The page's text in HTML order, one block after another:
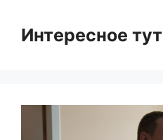
contentИнтересное тут